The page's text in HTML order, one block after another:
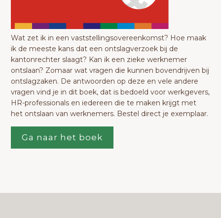
Wat zet ik in een vaststellingsovereenkomst? Hoe maak
ik de meeste kans dat een ontslagverzoek bij de
kantonrechter slaagt? Kan ik een zieke werknemer
ontslaan? Zomaar wat vragen die kunnen bovendrijven bij
ontslagzaken. De antwoorden op deze en vele andere
vragen vind je in dit boek, dat is bedoeld voor werkgevers,
HR-professionals en iedereen die te maken krijgt met
het ontslaan van werknemers. Bestel direct je exemplaar.
Ga naar het boek